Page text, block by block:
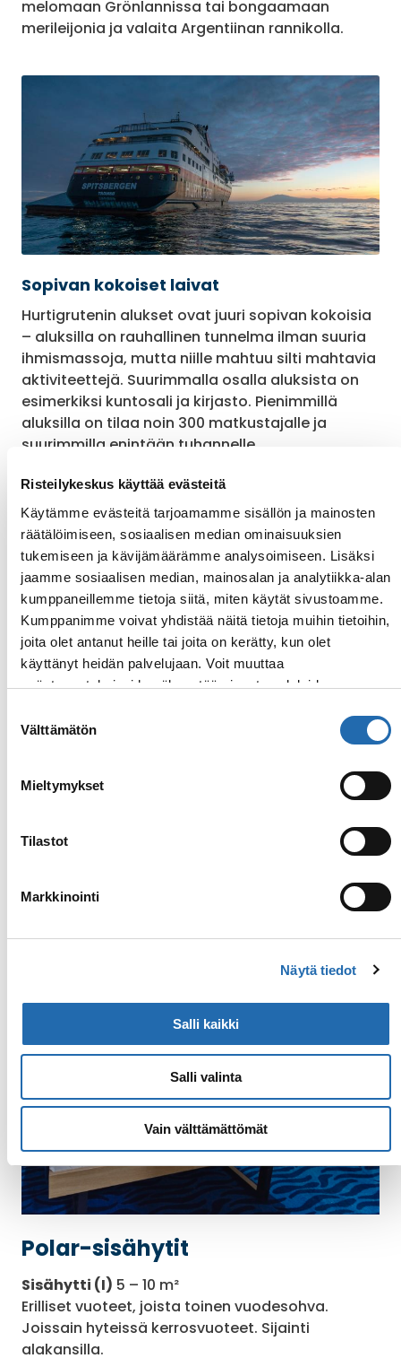
Risteilykeskus käyttää evästeitä
Käytämme evästeitä tarjoamamme sisällön ja mainosten
räätälöimiseen, sosiaalisen median ominaisuuksien
tukemiseen ja kävijämäärämme analysoimiseen. Lisäksi
jaamme sosiaalisen median, mainosalan ja analytiikka-alan
kumppaneillemme tietoja siitä, miten käytät sivustoamme.
Kumppanimme voivat yhdistää näitä tietoja muihin tietoihin,
joita olet antanut heille tai joita on kerätty, kun olet
käyttänyt heidän palvelujaan. Voit muuttaa
evästeasetuksiesi hyväksyntää sivuston alalaidassa
valinta
Välttämätön
Mieltymykset
Tilastot
Markkinointi
Näytä tiedot
Salli kaikki
Salli valinta
Vain välttämättömät
melomaan Grönlannissa tai bongaamaan
merileijonia ja valaita Argentiinan rannikolla.
Sopivan kokoiset laivat
Hurtigrutenin alukset ovat juuri sopivan kokoisia
– aluksilla on rauhallinen tunnelma ilman suuria
ihmismassoja, mutta niille mahtuu silti mahtavia
aktiviteettejä. Suurimmalla osalla aluksista on
esimerkiksi kuntosali ja kirjasto. Pienimmillä
aluksilla on tilaa noin 300 matkustajalle ja
suurimmilla enintään tuhannelle.
Palvelut
Ravintolat
2
Baarit
2
Kuntokeskus
Porealtaat
Väliovellisia hyttejä
Hyttejä liikuntarajoitteisille
Arctic
Polar-sisähytit
Sisähytti (I) 5 – 10 m²
Erilliset vuoteet, joista toinen vuodesohva.
Joissain hyteissä kerrosvuoteet. Sijainti
alakansilla.